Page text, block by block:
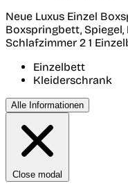
Neue Luxus Einzel
Boxspringbett,
Schlafzimmer 2 1
Einzelbett
Kleiderschrank
Alle Informationen
Close modal